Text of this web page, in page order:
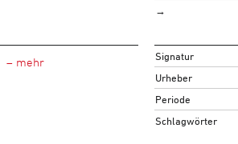
→
Signatur
Urheber
Periode
Schlagwörter